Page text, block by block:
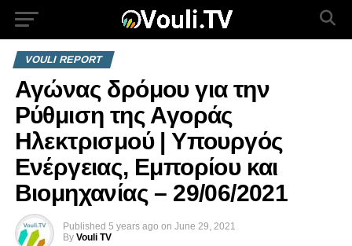
VOULI REPORT
Αγώνας δρόμου για την
Ρύθμιση της Αγοράς
Ηλεκτρισμού | Yπουργός
Ενέργειας, Εμπορίου και
Βιομηχανίας – 29/06/2021
Published 5 years ago on June 29, 2021
By Vouli TV